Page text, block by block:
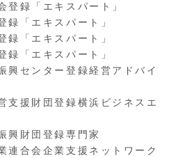
登録「エキスパート」
録「エキスパート」
録「エキスパート」
録「エキスパート」
興センター登録経営アドバイ
支援財団登録横浜ビジネスエ
興財団登録専門家
連合会企業支援ネットワーク